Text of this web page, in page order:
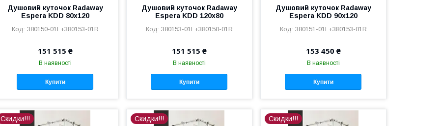
Душовий куточок Radaway
Espera KDD 80x120
380150-01L+380153-01R
151 515 ₴
В наявності
Купити
Душовий куточок Radaway
Espera KDD 120x80
380153-01L+380150-01R
151 515 ₴
В наявності
Купити
Душовий куточок Radaway
Espera KDD 90x120
380151-01L+380153-01R
153 450 ₴
В наявності
Купити
Скидки!!! Скидки!!! Скидки!!!